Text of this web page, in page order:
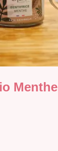
Menthe